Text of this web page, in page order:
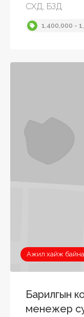
СХД, БЗД
1,400,000 -
Ажил хайж байна
Барилгын
менежер